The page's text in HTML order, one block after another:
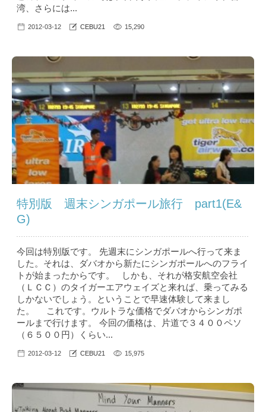
湾、さらには...
2012-03-12 CEBU21 15,290
特別版 週末シンガポール旅行 part1(E&
G)
今回は特別版です。 先週末にシンガポールへ行って来ま
した。それは、ダバオから新たにシンガポールへのフライ
トが始まったからです。 しかも、それが格安航空会社
（ＬＣＣ）のタイガーエアウェイズと来れば、乗ってみる
しかないでしょう。ということで早速体験して来まし
た。 これです。ウルトラな価格でダバオからシンガポ
ールまで行けます。 今回の価格は、片道で３４００ペソ
（６５００円）くらい...
2012-03-12 CEBU21 15,975